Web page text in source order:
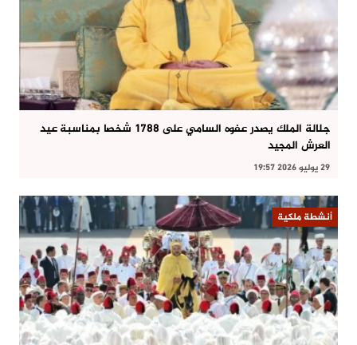
جلالة الملك يصدر عفوه السامي على 1788 شخصا بمناسبة عيد
العرش المجيد
29 يوليو 2026 19:57
أنشطة ملكية